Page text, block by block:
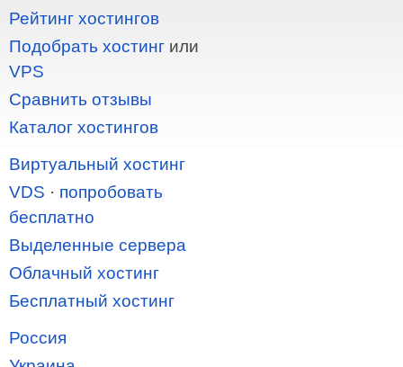
Рейтинг хостингов
Подобрать хостинг или
VPS
Сравнить отзывы
Каталог хостингов
Виртуальный хостинг
VDS · попробовать
бесплатно
Выделенные сервера
Облачный хостинг
Бесплатный хостинг
Россия